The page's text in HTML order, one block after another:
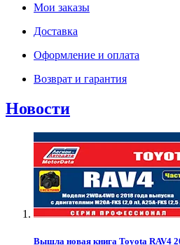
Мои заказы
Доставка
Оформление и оплата
Возврат и гарантия
Новости
Вышла новая книга Toyota RAV4